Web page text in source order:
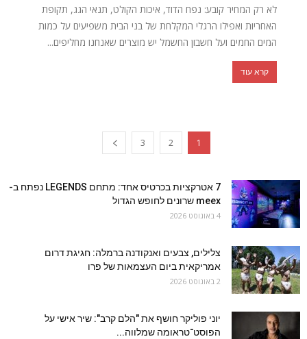
לא רק המחיר קובע: נפח הדוד, איכות הקולט, תנאי הגג, תקופת
האחריות ואפילו הרגלי המקלחת של בני הבית משפיעים על כמות
המים החמים ועל חשבון החשמל יש מוצרים שאנחנו מחליפים...
קרא עוד
1
2
3
7 אטרקציות בכרטיס אחד: מתחם LEGENDS נפתח ב-
meex שרונים לחופש הגדול
4 באוגוסט 2026
צלילים, צבעים ואנקודנה ברמלה: חגיגת דרום
אמריקאית ביום העצמאות של פרו
2 באוגוסט 2026
יוני פוליקר חושף את "הלם קרב": שיר אישי על
הפוסט־טראומה שמלווה...